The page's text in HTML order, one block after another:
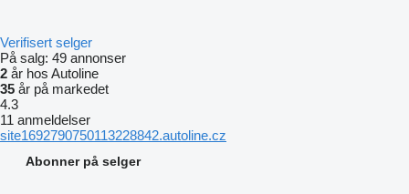
Verifisert selger
På salg: 49 annonser
2 år hos Autoline
35 år på markedet
4.3
11 anmeldelser
site1692790750113228842.autoline.cz
Abonner på selger